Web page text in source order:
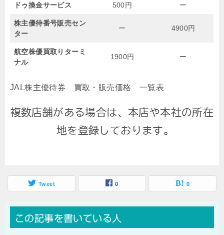
ドゥ換金サービス 500円 ー
株主優待番号販売セン
ター
ー 4900円
航空株優買取りターミ
ナル
1900円 ー
JAL株主優待券 買取・販売価格 一覧表
複数店舗がある場合は、本店や本社の所在
地を登録しております。
Tweet 0 0
この記事を書いている人